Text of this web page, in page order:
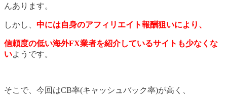
んあります。
しかし、 中には自身のアフィリエイト報酬狙いにより、
信頼度の低い海外FX業者を紹介しているサイトも少なくな
いようです。
そこで、今回はCB率(キャッシュバック率)が高く、